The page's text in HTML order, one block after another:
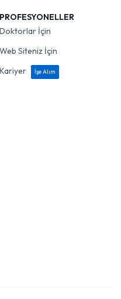
PROFESYONELLER
Doktorlar İçin
Web Siteniz İçin
Kariyer
İşe Alım